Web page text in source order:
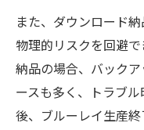
また、ダウンロード
物理的リスクを回避
納品の場合、バック
ースも多く、トラブ
後、ブルーレイ生産